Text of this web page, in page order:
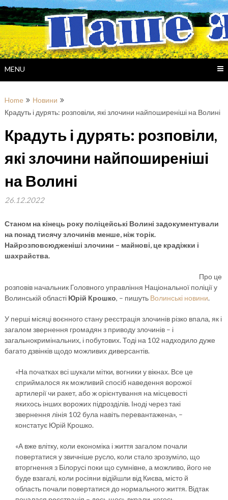
Skip
to
content
MENU
Home
Новини
Крадуть і дурять: розповіли, які злочини найпоширеніші на Волині
Крадуть і дурять: розповіли,
які злочини найпоширеніші
на Волині
26.12.2022
Станом на кінець року поліцейські Волині задокументували
на понад тисячу злочинів менше, ніж торік.
Найрозповсюдженіші злочини – майнові, це крадіжки і
шахрайства.
Про це
розповів начальник Головного управління Національної поліції у
Волинській області Юрій Крошко, – пишуть Волинські новини.
У перші місяці воєнного стану реєстрація злочинів різко впала, як і
загалом звернення громадян з приводу злочинів – і
загальнокримінальних, і побутових. Тоді на 102 надходило дуже
багато дзвінків щодо можливих диверсантів.
«На початках всі шукали мітки, вогники у вікнах. Все це
сприймалося як можливий спосіб наведення ворожої
артилерії чи ракет, або ж орієнтування на місцевості
якихось інших ворожих підрозділів. Іноді через такі
звернення лінія 102 була навіть перевантажена», –
констатує Юрій Крошко.
«А вже влітку, коли економіка і життя загалом почали
повертатися у звичніше русло, коли стало зрозуміло, що
вторгнення з Білорусі поки що сумнівне, а можливо, його не
буде взагалі, коли росіяни відійшли від Києва, місто й
область почали повертатися до нормального життя. Відтак